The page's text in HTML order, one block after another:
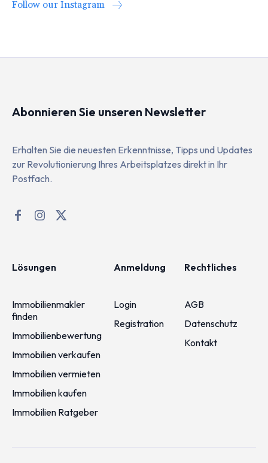
Follow our Instagram
Abonnieren Sie unseren Newsletter
Erhalten Sie die neuesten Erkenntnisse, Tipps und Updates
zur Revolutionierung Ihres Arbeitsplatzes direkt in Ihr
Postfach.
Lösungen
Immobilienmakler
finden
Immobilienbewertung
Immobilien verkaufen
Immobilien vermieten
Immobilien kaufen
Immobilien Ratgeber
Anmeldung
Login
Registration
Rechtliches
AGB
Datenschutz
Kontakt